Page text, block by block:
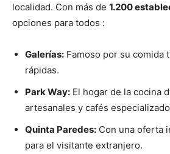
localidad. Con más de 1.200
opciones para todos :
Galerías: Famoso por su comida
rápidas.
Park Way: El hogar de la cocina
artesanales y cafés
Quinta Paredes: Con una oferta
para el visitante extranjero.